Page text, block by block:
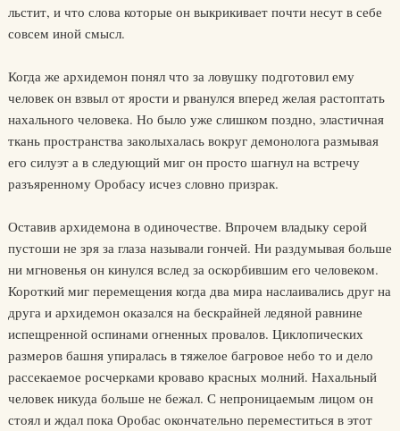
льстит, и что слова которые он выкрикивает почти несут в себе
совсем иной смысл.
Когда же архидемон понял что за ловушку подготовил ему
человек он взвыл от ярости и рванулся вперед желая растоптать
нахального человека. Но было уже слишком поздно, эластичная
ткань пространства заколыхалась вокруг демонолога размывая
его силуэт а в следующий миг он просто шагнул на встречу
разъяренному Оробасу исчез словно призрак.
Оставив архидемона в одиночестве. Впрочем владыку серой
пустоши не зря за глаза называли гончей. Ни раздумывая больше
ни мгновенья он кинулся вслед за оскорбившим его человеком.
Короткий миг перемещения когда два мира наслаивались друг на
друга и архидемон оказался на бескрайней ледяной равнине
испещренной оспинами огненных провалов. Циклопических
размеров башня упиралась в тяжелое багровое небо то и дело
рассекаемое росчерками кроваво красных молний. Нахальный
человек никуда больше не бежал. С непроницаемым лицом он
стоял и ждал пока Оробас окончательно переместиться в этот